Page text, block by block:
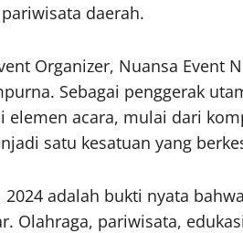
daerah.
Organizer, Nuansa Event
Sebagai penggerak
elemen acara, mulai dari
satu kesatuan yang
2024 adalah bukti nyata
Olahraga, pariwisata,